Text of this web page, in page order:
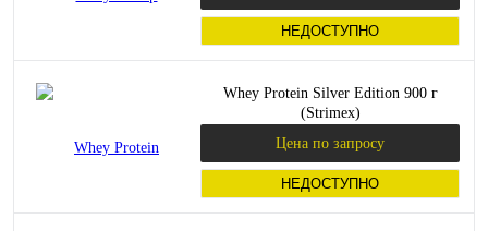
НЕДОСТУПНО
Whey Protein Silver Edition 900 г
(Strimex)
Цена по запросу
НЕДОСТУПНО